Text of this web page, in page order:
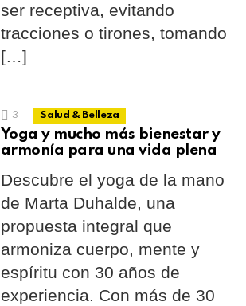
ser receptiva, evitando
tracciones o tirones, tomando
[…]
3 Salud & Belleza
Yoga y mucho más bienestar y
armonía para una vida plena
Descubre el yoga de la mano
de Marta Duhalde, una
propuesta integral que
armoniza cuerpo, mente y
espíritu con 30 años de
experiencia. Con más de 30